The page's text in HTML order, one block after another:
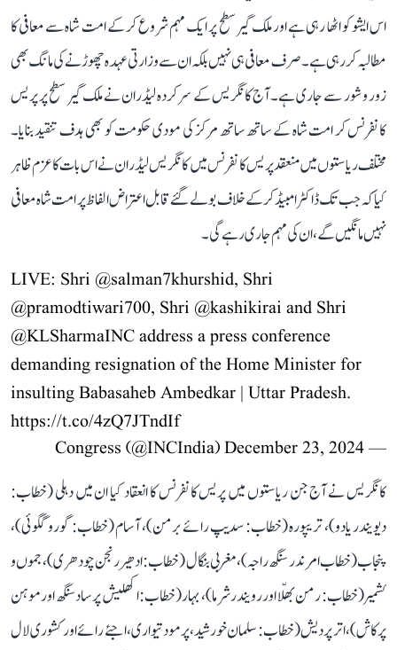
اس ایشو کو اٹھا رہی ہے اور ملک گیر سطح پر ایک مہم شروع کر کے امت شاہ سے معافی کا
مطالبہ کر رہی ہے۔ صرف معافی ہی نہیں بلکہ ان سے وزارتی عہدہ چھوڑنے کی مانگ بھی
زور و شور سے جاری ہے۔ آج کانگریس کے سرکردہ لیڈران نے ملک گیر سطح پر پریس
کانفرنس کر امت شاہ کے ساتھ ساتھ مرکز کی مودی حکومت کو بھی ہدف تنقید بنایا۔
مختلف ریاستوں میں منعقد پریس کانفرنس میں کانگریس لیڈران نے اس بات کا عزم ظاہر
کیا کہ جب تک ڈاکٹر امبیڈکر کے خلاف بولے گئے قابل اعتراض الفاظ پر امت شاہ معافی
نہیں مانگیں گے، ان کی مہم جاری رہے گی۔
LIVE: Shri @salman7khurshid, Shri
@pramodtiwari700, Shri @kashikirai and Shri
@KLSharmaINCaddress a press conference
demanding resignation of the Home Minister for
insulting Babasaheb Ambedkar | Uttar Pradesh.
https://t.co/4zQ7JTndIf
— Congress (@INCIndia)
December 23, 2024
کانگریس نے آج جن ریاستوں میں پریس کانفرنس کا انعقاد کیا ان میں دہلی (خطاب:
دیویندر یادو)، تریپورہ (خطاب: سدیپ رائے برمن)، آسام (خطاب: گورو گگوئی)،
پنجاب (خطاب امرندر سنگھ راجہ)، مغربی بنگال (خطاب: ادھیر رنجن چودھری)، جموں و
کشمیر (خطاب: رمن بھلّا اور رویندر شرما)، بہار (خطاب: اکھلیش پرساد سنگھ اور موہن
پرکاش)، اتر پردیش (خطاب: سلمان خورشید، پرمود تیواری، اجئے رائے اور کشوری لال